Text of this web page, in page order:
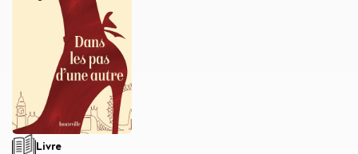
Type de support matériel
Livre